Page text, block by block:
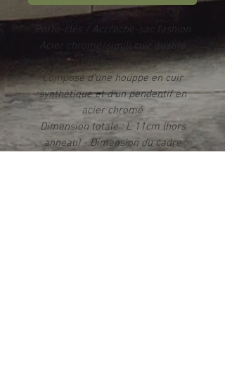
Porte-clés / Accroche-sac fashion
Acier chromé/simili cuir qualité
premium noir
Composé d'une houppe en cuir
synthétique et d'un pendentif en
acier chromé
Dimension totale : L 11cm (hors
anneau) - Dimension du cadre